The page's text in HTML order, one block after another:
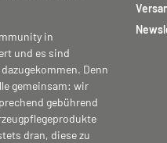
in
und es sind
Denn
gemeinsam: wir
gebührend
dran, diese zu